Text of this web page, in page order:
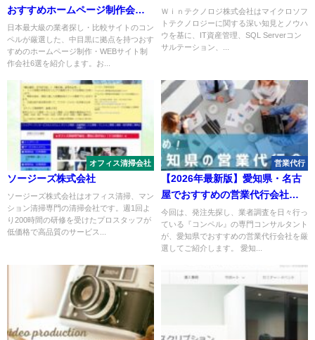
おすすめホームページ制作会社
６選
日本最大級の業者探し・比較サイトのコン
ペルが厳選した、中目黒に拠点を持つおす
すめのホームページ制作・WEBサイト制
作会社6選を紹介します。お...
Ｗｉｎテクノロジ株式会社はマイクロソフ
トテクノロジーに関する深い知見とノウハ
ウを基に、IT資産管理、SQL Serverコン
サルテーション、...
オフィス清掃会社
ソージーズ株式会社
ソージーズ株式会社はオフィス清掃、マン
ション清掃専門の清掃会社です。週1回よ
り200時間の研修を受けたプロスタッフが
低価格で高品質のサービス...
営業代行
【2026年最新版】愛知県・名古
屋でおすすめの営業代行会社９
選
今回は、発注先探し、業者調査を日々行っ
ている『コンペル』の専門コンサルタント
が、愛知県でおすすめの営業代行会社を厳
選してご紹介します。 愛知...